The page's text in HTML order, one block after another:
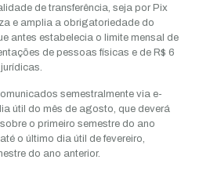
de transferência, seja por Pix
e amplia a obrigatoriedade do
antes estabelecia o limite mensal de
de pessoas físicas e de R$ 6
semestralmente via e-
útil do mês de agosto, que deverá
o primeiro semestre do ano
o último dia útil de fevereiro,
do ano anterior.